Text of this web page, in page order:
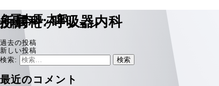
所属科:呼吸器内科
久冨木原 太郎
投稿ナビゲーション
過去の投稿
新しい投稿
検索:
最近のコメント